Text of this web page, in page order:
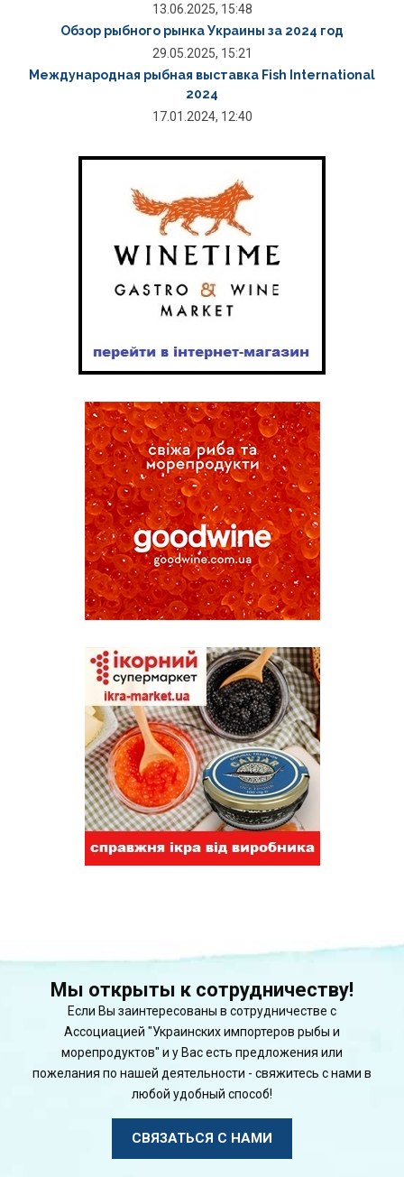
13.06.2025, 15:48
Обзор рыбного рынка Украины за 2024 год
29.05.2025, 15:21
Международная рыбная выставка Fish International
2024
17.01.2024, 12:40
Мы открыты к сотрудничеству!
Если Вы заинтересованы в сотрудничестве с
Ассоциацией "Украинских импортеров рыбы и
морепродуктов" и у Вас есть предложения или
пожелания по нашей деятельности - свяжитесь с нами в
любой удобный способ!
СВЯЗАТЬСЯ С НАМИ